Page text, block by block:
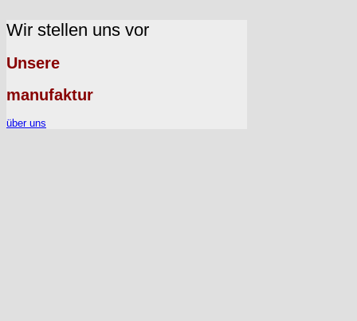
Wir stellen uns vor
Unsere
manufaktur
über uns